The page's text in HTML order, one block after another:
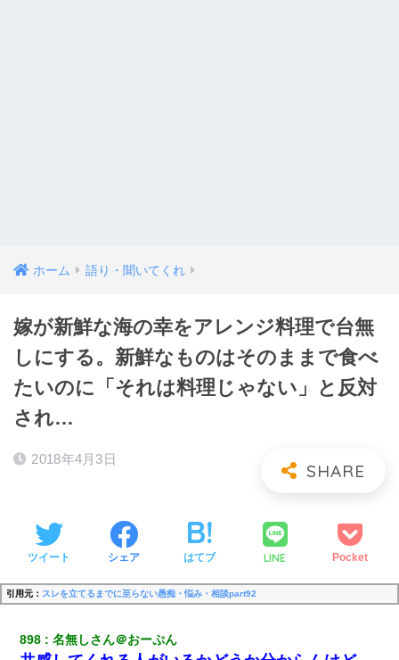
ホーム 語り・聞いてくれ
嫁が新鮮な海の幸をアレンジ料理で台無
しにする。新鮮なものはそのままで食べ
たいのに「それは料理じゃない」と反対
され…
2018年4月3日
ツイート シェア はてブ LINE Pocket
引用元： スレを立てるまでに至らない愚痴・悩み・相談part92
898 名無しさん＠おーぷん